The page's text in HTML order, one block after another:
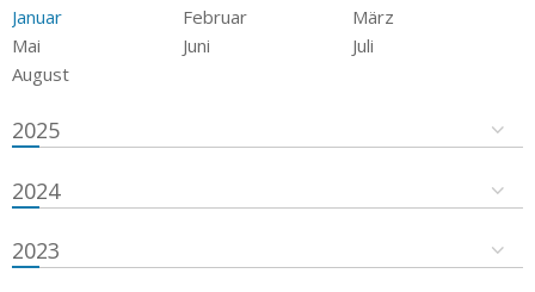
Januar Februar
März
Mai
Juni
Juli
August
2025
2024
2023